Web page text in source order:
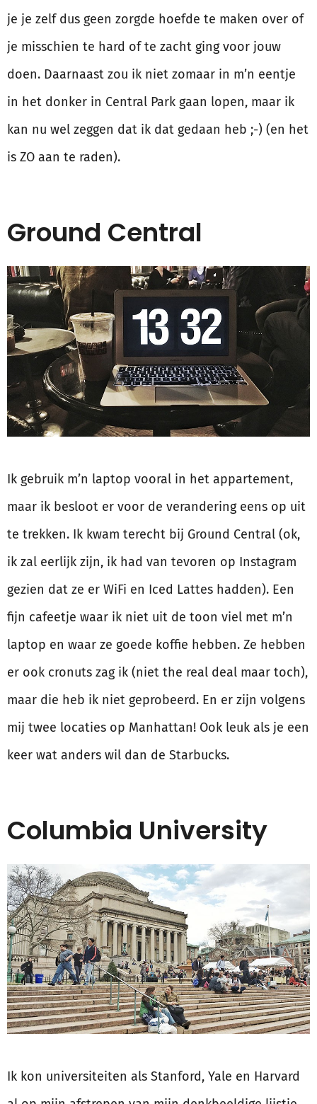
je je zelf dus geen zorgde hoefde te maken over of
je misschien te hard of te zacht ging voor jouw
doen. Daarnaast zou ik niet zomaar in m’n eentje
in het donker in Central Park gaan lopen, maar ik
kan nu wel zeggen dat ik dat gedaan heb ;-) (en het
is ZO aan te raden).
Ground Central
Ik gebruik m’n laptop vooral in het appartement,
maar ik besloot er voor de verandering eens op uit
te trekken. Ik kwam terecht bij Ground Central (ok,
ik zal eerlijk zijn, ik had van tevoren op Instagram
gezien dat ze er WiFi en Iced Lattes hadden). Een
fijn cafeetje waar ik niet uit de toon viel met m’n
laptop en waar ze goede koffie hebben. Ze hebben
er ook cronuts zag ik (niet the real deal maar toch),
maar die heb ik niet geprobeerd. En er zijn volgens
mij twee locaties op Manhattan! Ook leuk als je een
keer wat anders wil dan de Starbucks.
Columbia University
Ik kon universiteiten als Stanford, Yale en Harvard